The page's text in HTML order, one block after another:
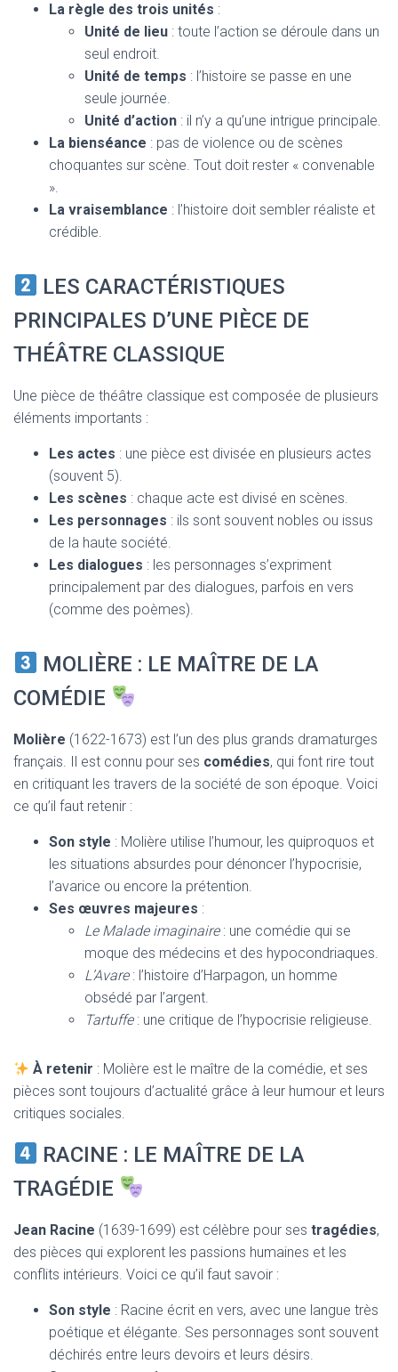
La règle des trois unités :
Unité de lieu : toute l’action se déroule dans un
seul endroit.
Unité de temps : l’histoire se passe en une
seule journée.
Unité d’action : il n’y a qu’une intrigue principale.
La bienséance : pas de violence ou de scènes
choquantes sur scène. Tout doit rester « convenable
».
La vraisemblance : l’histoire doit sembler réaliste et
crédible.
LES CARACTÉRISTIQUES
PRINCIPALES D’UNE PIÈCE DE
THÉÂTRE CLASSIQUE
Une pièce de théâtre classique est composée de plusieurs
éléments importants :
Les actes : une pièce est divisée en plusieurs actes
(souvent 5).
Les scènes : chaque acte est divisé en scènes.
Les personnages : ils sont souvent nobles ou issus
de la haute société.
Les dialogues : les personnages s’expriment
principalement par des dialogues, parfois en vers
(comme des poèmes).
MOLIÈRE : LE MAÎTRE DE LA
COMÉDIE
Molière (1622-1673) est l’un des plus grands dramaturges
français. Il est connu pour ses comédies, qui font rire tout
en critiquant les travers de la société de son époque. Voici
ce qu’il faut retenir :
Son style : Molière utilise l’humour, les quiproquos et
les situations absurdes pour dénoncer l’hypocrisie,
l’avarice ou encore la prétention.
Ses œuvres majeures :
Le Malade imaginaire: une comédie qui se
moque des médecins et des hypocondriaques.
L’Avare: l’histoire d’Harpagon, un homme
obsédé par l’argent.
Tartuffe: une critique de l’hypocrisie religieuse.
À retenir : Molière est le maître de la comédie, et ses
pièces sont toujours d’actualité grâce à leur humour et leurs
critiques sociales.
RACINE : LE MAÎTRE DE LA
TRAGÉDIE
Jean Racine (1639-1699) est célèbre pour ses tragédies,
des pièces qui explorent les passions humaines et les
conflits intérieurs. Voici ce qu’il faut savoir :
Son style : Racine écrit en vers, avec une langue très
poétique et élégante. Ses personnages sont souvent
déchirés entre leurs devoirs et leurs désirs.